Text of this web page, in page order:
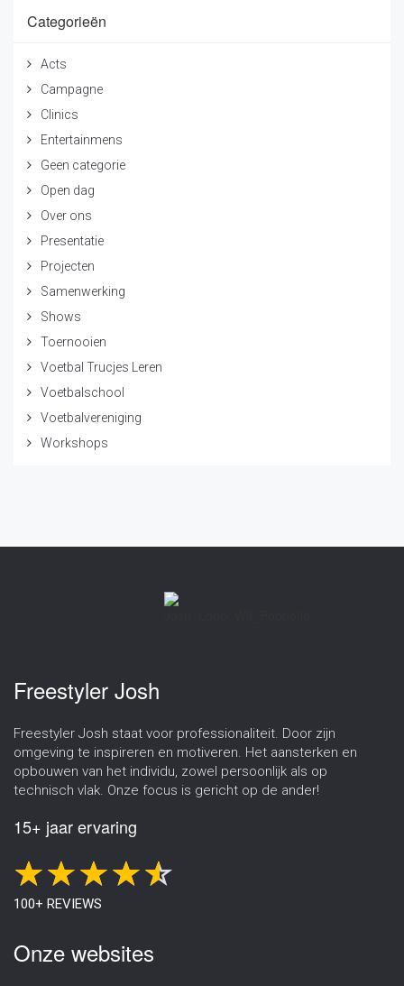
Categorieën
Acts
Campagne
Clinics
Entertainmens
Geen categorie
Open dag
Over ons
Presentatie
Projecten
Samenwerking
Shows
Toernooien
Voetbal Trucjes Leren
Voetbalschool
Voetbalvereniging
Workshops
Freestyler Josh
Freestyler Josh staat voor professionaliteit. Door zijn
omgeving te inspireren en motiveren. Het aansterken en
opbouwen van het individu, zowel persoonlijk als op
technisch vlak. Onze focus is gericht op de ander!
15+ jaar ervaring
100+ REVIEWS
Onze websites